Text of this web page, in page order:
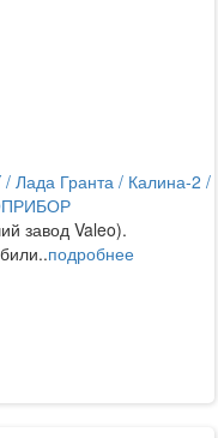
Лада Гранта / Калина-2 /
завод Valeo).
подробнее